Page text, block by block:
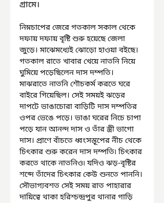
গ্রামে।
নিম্নচাপের জেরে গতকাল সকাল থেকে
দফায় দফায় বৃষ্টি শুরু হয়েছে জেলা
জুড়ে। মাঝেমধ্যেই ঝোড়ো হাওয়া বইছে।
গতকাল রাতে খাবার খেয়ে নাতনি নিয়ে
ঘুমিয়ে পড়েছিলেন দাস দম্পতি।
মাঝরাতে নাতনি শৌচকর্ম করতে ঘরে
বাইরে গিয়েছিল। সেই সময়ই ঝড়ের
দাপটে ভাঙাচোরা বাড়িটি দাস দম্পতির
ওপর ভেঙে পড়ে। ভাঙা ঘরের নিচে চাপা
পড়ে যান আনন্দ দাস ও তাঁর স্ত্রী ভাগো
দাস। প্রাণে বাঁচতে ধ্বংসস্তূপের নীচ থেকে
চিৎকার শুরু করেন দাস দম্পতি৷ চিৎকার
করতে থাকে নাতনিও৷ যদিও ঝড়-বৃষ্টির
শব্দে তাঁদের চিৎকার কেউ শুনতে পাননি।
সৌভাগ্যবশত সেই সময় রাত পাহারার
দায়িত্বে থাকা হরিশ্চন্দ্রপুর থানার গাড়ি